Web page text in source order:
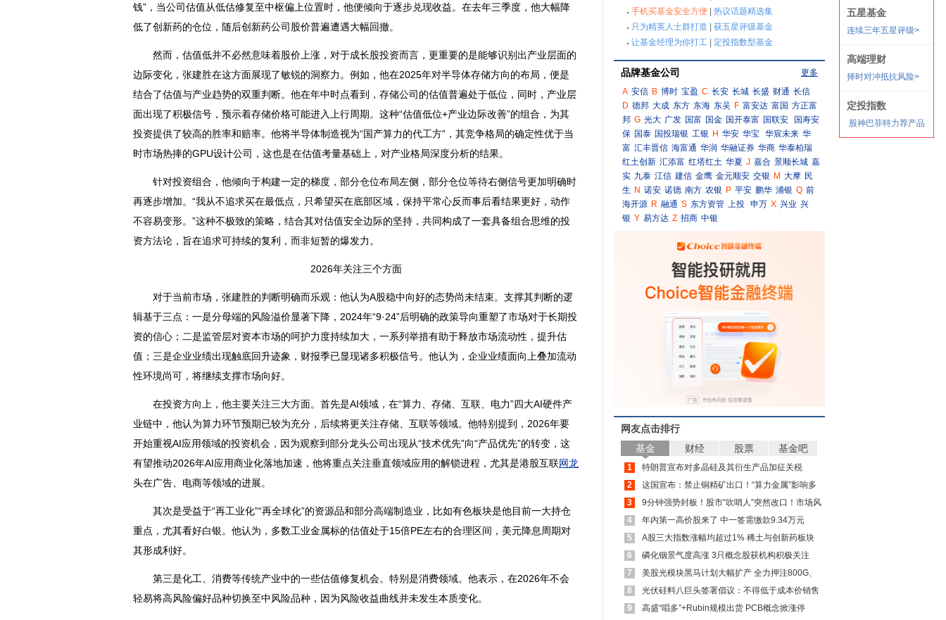
钱”，当公司估值从低估修复至中枢偏上位置时，他便倾向于逐步兑现收益。在去年三季度，他大幅降
低了创新药的仓位，随后创新药公司股价普遍遭遇大幅回撤。
然而，估值低并不必然意味着股价上涨，对于成长股投资而言，更重要的是能够识别出产业层面的
边际变化，张建胜在这方面展现了敏锐的洞察力。例如，他在2025年对半导体存储方向的布局，便是
结合了估值与产业趋势的双重判断。他在年中时点看到，存储公司的估值普遍处于低位，同时，产业层
面出现了积极信号，预示着存储价格可能进入上行周期。这种“估值低位+产业边际改善”的组合，为其
投资提供了较高的胜率和赔率。他将半导体制造视为“国产算力的代工方”，其竞争格局的确定性优于当
时市场热捧的GPU设计公司，这也是在估值考量基础上，对产业格局深度分析的结果。
针对投资组合，他倾向于构建一定的梯度，部分仓位布局左侧，部分仓位等待右侧信号更加明确时
再逐步增加。“我从不追求买在最低点，只希望买在底部区域，保持平常心反而事后看结果更好，动作
不容易变形。”这种不极致的策略，结合其对估值安全边际的坚持，共同构成了一套具备组合思维的投
资方法论，旨在追求可持续的复利，而非短暂的爆发力。
2026年关注三个方面
对于当前市场，张建胜的判断明确而乐观：他认为A股稳中向好的态势尚未结束。支撑其判断的逻
辑基于三点：一是分母端的风险溢价显著下降，2024年“9·24”后明确的政策导向重塑了市场对于长期投
资的信心；二是监管层对资本市场的呵护力度持续加大，一系列举措有助于释放市场流动性，提升估
值；三是企业业绩出现触底回升迹象，财报季已显现诸多积极信号。他认为，企业业绩面向上叠加流动
性环境尚可，将继续支撑市场向好。
在投资方向上，他主要关注三大方面。首先是AI领域，在“算力、存储、互联、电力”四大AI硬件产
业链中，他认为算力环节预期已较为充分，后续将更关注存储、互联等领域。他特别提到，2026年要
开始重视AI应用领域的投资机会，因为观察到部分龙头公司出现从“技术优先”向“产品优先”的转变，这
有望推动2026年AI应用商业化落地加速，他将重点关注垂直领域应用的解锁进程，尤其是港股互联网龙
头在广告、电商等领域的进展。
其次是受益于“再工业化”“再全球化”的资源品和部分高端制造业，比如有色板块是他目前一大持仓
重点，尤其看好白银。他认为，多数工业金属标的估值处于15倍PE左右的合理区间，美元降息周期对
其形成利好。
第三是化工、消费等传统产业中的一些估值修复机会。特别是消费领域。他表示，在2026年不会
轻易将高风险偏好品种切换至中风险品种，因为风险收益曲线并未发生本质变化。
品牌基金公司
更多
A 安信 B 博时 宝盈 C 长安 长城 长盛 财通 长信
D 德邦 大成 东方 东海 东吴 F 富安达 富国 方正富
邦 G 光大 广发 国富 国金 国开泰富 国联安
国寿安
保 国泰 国投瑞银 工银 H 华安 华宝 华宸未来 华
富 汇丰晋信 海富通 华润 华融证券 华商 华泰柏瑞
红土创新 汇添富 红塔红土 华夏 J 嘉合 景顺长城 嘉
实 九泰 江信 建信 金鹰 金元顺安 交银 M 大摩 民
生 N 诺安 诺德 南方 农银 P 平安 鹏华 浦银 Q 前
海开源 R 融通 S 东方资管 上投 申万 X 兴业 兴
银 Y 易方达 Z 招商 中银
网友点击排行
基金
财经 股票 基金吧
1
特朗普宣布对多晶硅及其衍生产品加征关税
2
这国宣布：禁止铜精矿出口！“算力金属”影响多
大？
3
9分钟强势封板！股市“吹哨人”突然改口！市场风
向变了？
4
年内第一高价股来了 中一签需缴款9.34万元
5
A股三大指数涨幅均超过1% 稀土与创新药板块
大涨
6
磷化铟景气度高涨 3只概念股获机构积极关注
（附名单）
7
美股光模块黑马计划大幅扩产 全力押注800G、
1.6Tb产品
8
光伏硅料八巨头签署倡议：不得低于成本价销售
9
高盛“唱多”+Rubin规模出货 PCB概念掀涨停